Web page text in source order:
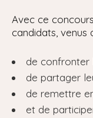
Avec ce
candidats, venus
de confronter
de partager
de remettre
et de